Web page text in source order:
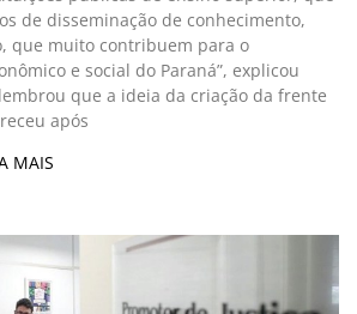
de disseminação de conhecimento,
que muito contribuem para o
e social do Paraná”, explicou
que a ideia da criação da frente
após
MAIS